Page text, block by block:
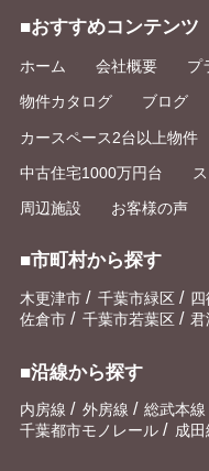
■おすすめコンテンツ
ホーム 会社概要 プ
物件カタログ ブログ
カースペース2台以上物件
中古住宅1000万円台
周辺施設 お客様の声
■市町村から探す
木更津市 / 千葉市緑区 /
佐倉市 / 千葉市若葉区 /
■沿線から探す
内房線 / 外房線 / 総武本線
千葉都市モノレール / 成田